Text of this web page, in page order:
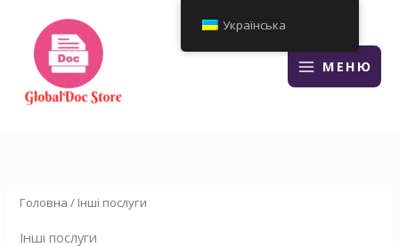
змісту
МЕНЮ
Головна / Інші послуги
Інші послуги
Українська